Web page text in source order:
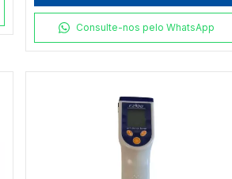
Consulte-nos pelo WhatsApp